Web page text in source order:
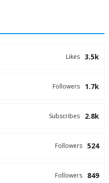
3.5k
Likes
1.7k
Followers
2.8k
Subscribes
524
Followers
849
Followers